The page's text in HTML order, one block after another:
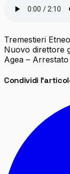
Tremestieri
Nuovo direttore
Agea –
Condividi